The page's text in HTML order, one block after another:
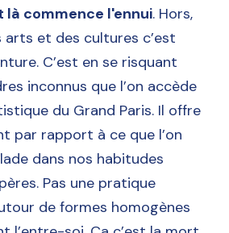
là commence l'ennui. Hors,
arts et des cultures c’est
C’est en se risquant
inconnus que l’on accède
du Grand Paris. Il offre
par rapport à ce que l’on
dans nos habitudes
Pas une pratique
de formes homogènes